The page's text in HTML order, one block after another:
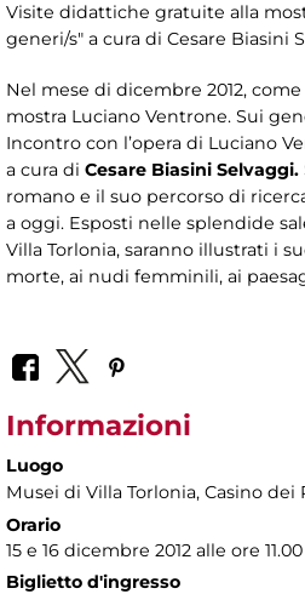
Visite didattiche gratuite alla
generi/s" a cura di Cesare Biasini
Nel mese di dicembre 2012,
mostra Luciano Ventrone. Sui
Incontro con l’opera di Luciano
a cura di Cesare Biasini Selvaggi.
romano e il suo percorso di
a oggi. Esposti nelle splendide
Villa Torlonia, saranno illustrati i
morte, ai nudi femminili, ai
Informazioni
Luogo
Musei di Villa Torlonia, Casino dei
Orario
15 e 16 dicembre 2012 alle ore 11.00
Biglietto d'ingresso